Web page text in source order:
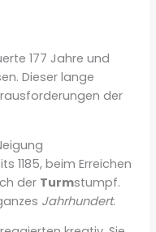
177 Jahre und
Dieser lange
der
1185, beim Erreichen
der Turmstumpf.
Jahrhundert.